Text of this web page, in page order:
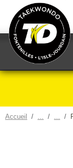
Accueil
Panneau de